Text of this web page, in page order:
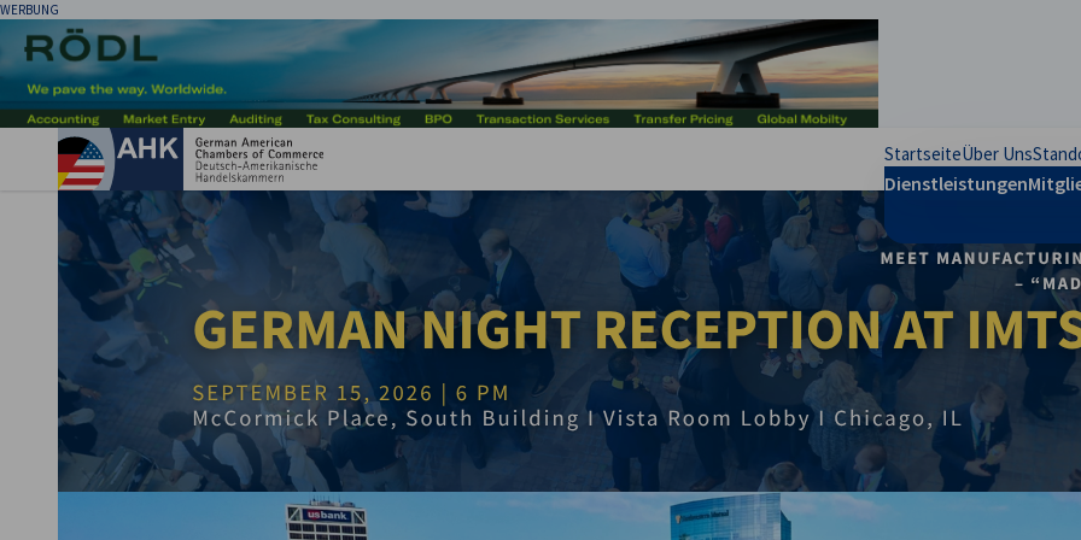
WERBUNG
StartseiteÜber Uns
Dienstleistungen
Einstellungen schließen
German
AHK USA-Chicago